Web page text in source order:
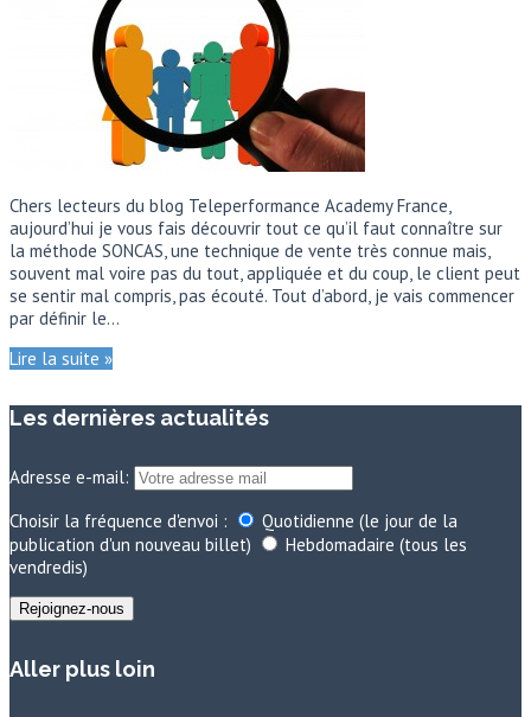
Chers lecteurs du blog Teleperformance Academy France,
aujourd’hui je vous fais découvrir tout ce qu’il faut connaître sur
la méthode SONCAS, une technique de vente très connue mais,
souvent mal voire pas du tout, appliquée et du coup, le client peut
se sentir mal compris, pas écouté. Tout d’abord, je vais commencer
par définir le…
Lire la suite »
Les dernières actualités
Adresse e-mail:
Choisir la fréquence d'envoi :
Quotidienne (le jour de la
publication d'un nouveau billet)
Hebdomadaire (tous les
vendredis)
Aller plus loin